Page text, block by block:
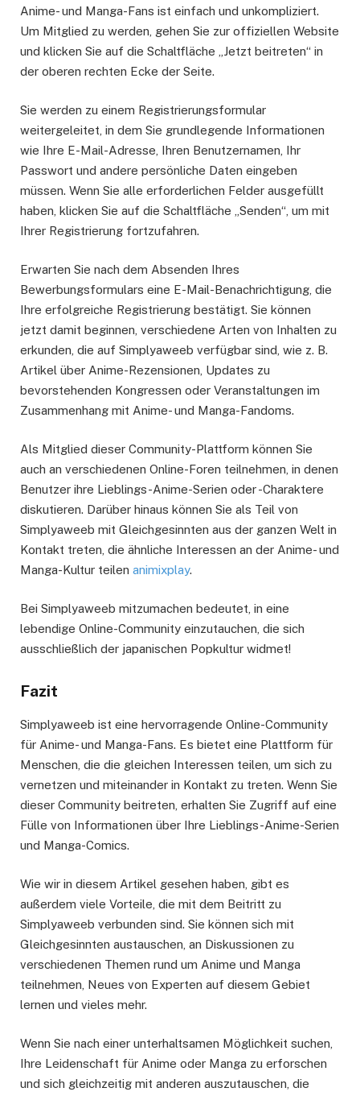
Anime- und Manga-Fans ist einfach und unkompliziert.
Um Mitglied zu werden, gehen Sie zur offiziellen Website
und klicken Sie auf die Schaltfläche „Jetzt beitreten“ in
der oberen rechten Ecke der Seite.
Sie werden zu einem Registrierungsformular
weitergeleitet, in dem Sie grundlegende Informationen
wie Ihre E-Mail-Adresse, Ihren Benutzernamen, Ihr
Passwort und andere persönliche Daten eingeben
müssen. Wenn Sie alle erforderlichen Felder ausgefüllt
haben, klicken Sie auf die Schaltfläche „Senden“, um mit
Ihrer Registrierung fortzufahren.
Erwarten Sie nach dem Absenden Ihres
Bewerbungsformulars eine E-Mail-Benachrichtigung, die
Ihre erfolgreiche Registrierung bestätigt. Sie können
jetzt damit beginnen, verschiedene Arten von Inhalten zu
erkunden, die auf Simplyaweeb verfügbar sind, wie z. B.
Artikel über Anime-Rezensionen, Updates zu
bevorstehenden Kongressen oder Veranstaltungen im
Zusammenhang mit Anime- und Manga-Fandoms.
Als Mitglied dieser Community-Plattform können Sie
auch an verschiedenen Online-Foren teilnehmen, in denen
Benutzer ihre Lieblings-Anime-Serien oder -Charaktere
diskutieren. Darüber hinaus können Sie als Teil von
Simplyaweeb mit Gleichgesinnten aus der ganzen Welt in
Kontakt treten, die ähnliche Interessen an der Anime- und
Manga-Kultur teilen animixplay.
Bei Simplyaweeb mitzumachen bedeutet, in eine
lebendige Online-Community einzutauchen, die sich
ausschließlich der japanischen Popkultur widmet!
Fazit
Simplyaweeb ist eine hervorragende Online-Community
für Anime- und Manga-Fans. Es bietet eine Plattform für
Menschen, die die gleichen Interessen teilen, um sich zu
vernetzen und miteinander in Kontakt zu treten. Wenn Sie
dieser Community beitreten, erhalten Sie Zugriff auf eine
Fülle von Informationen über Ihre Lieblings-Anime-Serien
und Manga-Comics.
Wie wir in diesem Artikel gesehen haben, gibt es
außerdem viele Vorteile, die mit dem Beitritt zu
Simplyaweeb verbunden sind. Sie können sich mit
Gleichgesinnten austauschen, an Diskussionen zu
verschiedenen Themen rund um Anime und Manga
teilnehmen, Neues von Experten auf diesem Gebiet
lernen und vieles mehr.
Wenn Sie nach einer unterhaltsamen Möglichkeit suchen,
Ihre Leidenschaft für Anime oder Manga zu erforschen
und sich gleichzeitig mit anderen auszutauschen, die